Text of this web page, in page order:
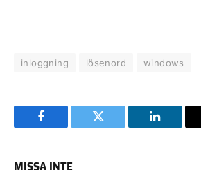
inloggning lösenord windows
Facebook Twitter LinkedIn
MISSA INTE